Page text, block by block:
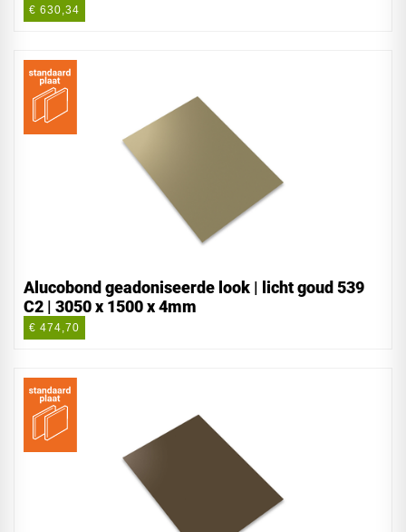
€ 630,34
Alucobond geadoniseerde look | licht goud 539
C2 | 3050 x 1500 x 4mm
€ 474,70